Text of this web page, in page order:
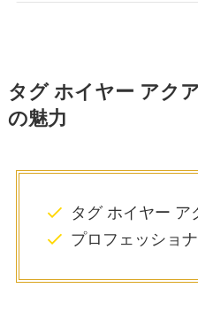
タグ ホイヤー アク
の魅力
タグ ホイヤー ア
プロフェッショ